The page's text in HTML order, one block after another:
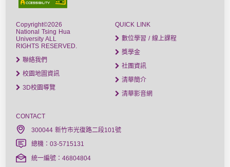
Copyright©2026
National Tsing Hua
University ALL
RIGHTS RESERVED.
聯絡我們
校園地圖資訊
3D校園導覽
QUICK LINK
數位學習 / 線上課程
獎學金
社團資訊
清華簡介
清華影音網
CONTACT
300044 新竹市光復路二段101號
總機：03-5715131
統一編號：46804804